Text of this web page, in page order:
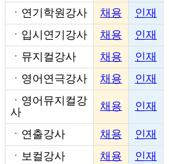
ㆍ 연기학원강사 채용
인재
ㆍ 입시연기강사 채용
인재
ㆍ 뮤지컬강사 채용
인재
ㆍ 영어연극강사 채용
인재
ㆍ 영어뮤지컬강
사
채용 인재
ㆍ 연출강사 채용
인재
ㆍ 보컬강사 채용
인재